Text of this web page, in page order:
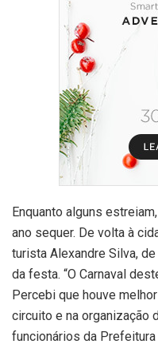
Enquanto alguns
ano sequer. De volta à
turista Alexandre Silva,
da festa. “O Carnaval
Percebi que houve
circuito e na organização
funcionários da